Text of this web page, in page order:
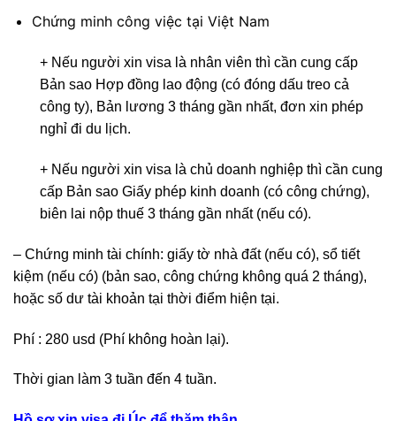
Chứng minh công việc tại Việt Nam
+ Nếu người xin visa là nhân viên thì cần cung cấp
Bản sao Hợp đồng lao động (có đóng dấu treo cả
công ty), Bản lương 3 tháng gần nhất, đơn xin phép
nghỉ đi du lịch.
+ Nếu người xin visa là chủ doanh nghiệp thì cần cung
cấp Bản sao Giấy phép kinh doanh (có công chứng),
biên lai nộp thuế 3 tháng gần nhất (nếu có).
– Chứng minh tài chính: giấy tờ nhà đất (nếu có), sổ tiết
kiệm (nếu có) (bản sao, công chứng không quá 2 tháng),
hoặc số dư tài khoản tại thời điểm hiện tại.
Phí : 280 usd (Phí không hoàn lại).
Thời gian làm 3 tuần đến 4 tuần.